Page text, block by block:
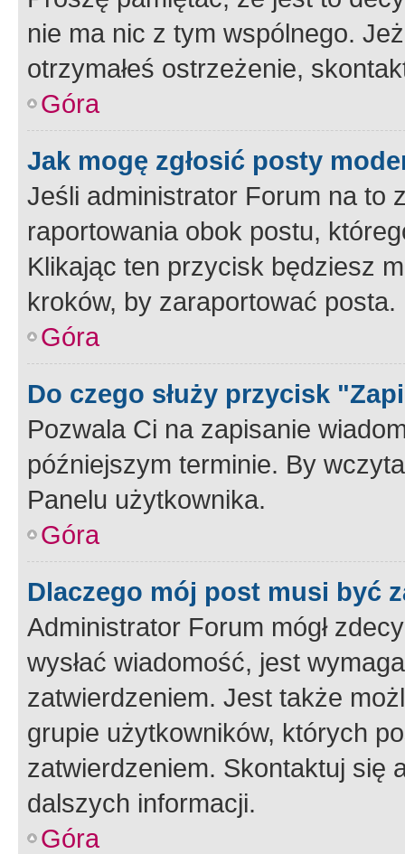
nie ma nic z tym wspólnego.
otrzymałeś ostrzeżenie,
Góra
Jak mogę zgłosić posty
Jeśli administrator Forum na to
raportowania obok postu,
Klikając ten przycisk będziesz
kroków, by zaraportować posta.
Góra
Do czego służy przycisk
Pozwala Ci na zapisanie
późniejszym terminie. By
Panelu użytkownika.
Góra
Dlaczego mój post musi być
Administrator Forum mógł
wysłać wiadomość, jest
zatwierdzeniem. Jest także
grupie użytkowników, których
zatwierdzeniem. Skontaktuj się
dalszych informacji.
Góra